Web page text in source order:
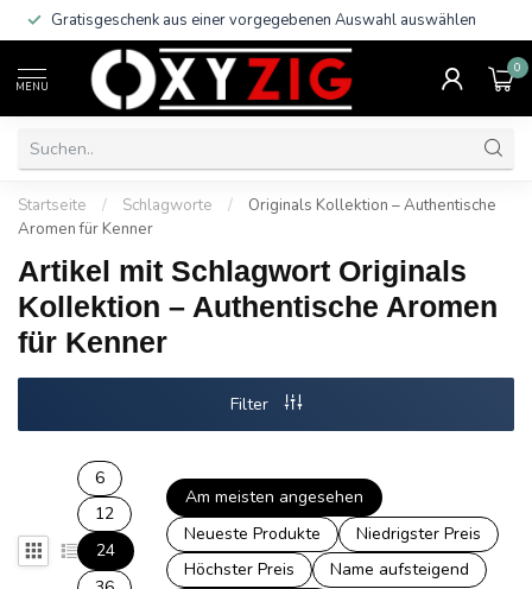
Gratisgeschenk aus einer vorgegebenen Auswahl auswählen
MENU
0
Startseite / Schlagworte /
Originals Kollektion – Authentische
Aromen für Kenner
Artikel mit Schlagwort Originals
Kollektion – Authentische Aromen
für Kenner
Filter
6
12
24
Am meisten angesehen
Neueste Produkte
Niedrigster Preis
Höchster Preis
Name aufsteigend